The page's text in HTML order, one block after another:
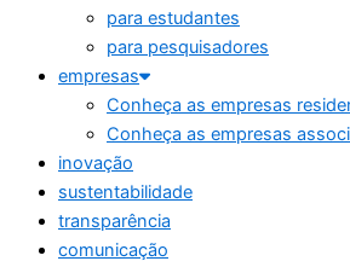
para estudantes
para pesquisadores
empresas
Conheça as empresas
Conheça as empresas
inovação
sustentabilidade
transparência
comunicação